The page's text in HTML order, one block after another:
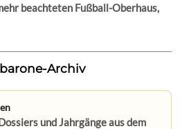
beachteten Fußball-Oberhaus,
Archiv
und Jahrgänge aus dem